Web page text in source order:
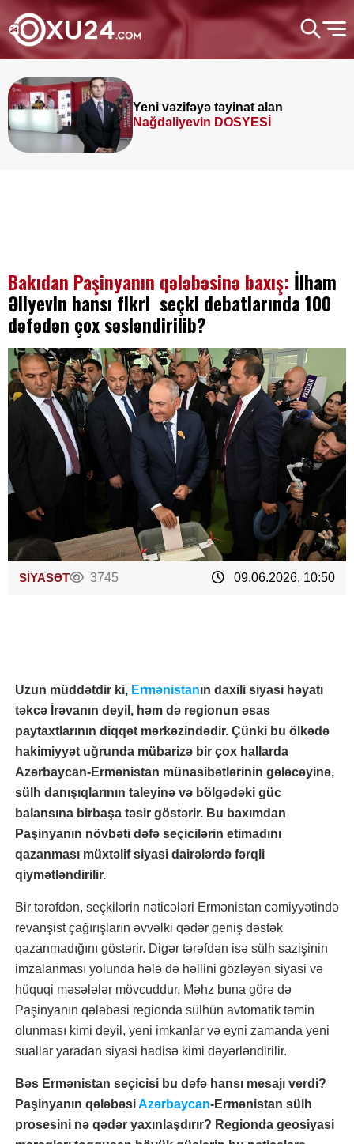
Yeni vəzifəyə təyinat alan
Nağdəliyevin DOSYESİ
Bakıdan Paşinyanın qələbəsinə baxış: İlham
Əliyevin hansı fikri seçki debatlarında 100
dəfədən çox səsləndirilib?
SİYASƏT 3745 09.06.2026, 10:50
Uzun müddətdir ki, Ermənistanın daxili siyasi həyatı
təkcə İrəvanın deyil, həm də regionun əsas
paytaxtlarının diqqət mərkəzindədir. Çünki bu ölkədə
hakimiyyət uğrunda mübarizə bir çox hallarda
Azərbaycan-Ermənistan münasibətlərinin gələcəyinə,
sülh danışıqlarının taleyinə və bölgədəki güc
balansına birbaşa təsir göstərir. Bu baxımdan
Paşinyanın növbəti dəfə seçicilərin etimadını
qazanması müxtəlif siyasi dairələrdə fərqli
qiymətləndirilir.
Bir tərəfdən, seçkilərin nəticələri Ermənistan cəmiyyətində
revanşist çağırışların əvvəlki qədər geniş dəstək
qazanmadığını göstərir. Digər tərəfdən isə sülh sazişinin
imzalanması yolunda hələ də həllini gözləyən siyasi və
hüquqi məsələlər mövcuddur. Məhz buna görə də
Paşinyanın qələbəsi regionda sülhün avtomatik təmin
olunması kimi deyil, yeni imkanlar və eyni zamanda yeni
suallar yaradan siyasi hadisə kimi dəyərləndirilir.
Bəs Ermənistan seçicisi bu dəfə hansı mesajı verdi?
Paşinyanın qələbəsiAzərbaycan-Ermənistan sülh
prosesini nə qədər yaxınlaşdırır? Regionda geosiyasi